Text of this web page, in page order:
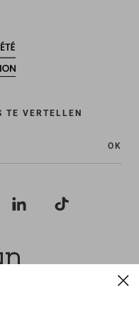
TE VERTELLEN
OK
Sessùn 2022